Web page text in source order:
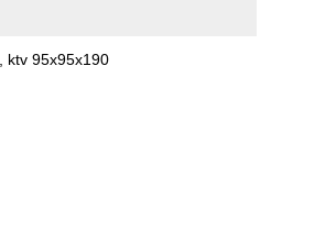
ktv 95x95x190